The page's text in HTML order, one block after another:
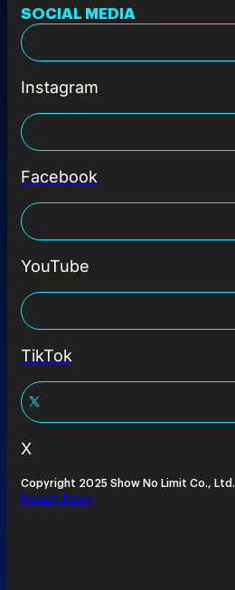
SOCIAL MEDIA
Instagram
Facebook
YouTube
TikTok
X
Copyright 2025 Show No Limit Co., Ltd.
Privacy Policy